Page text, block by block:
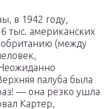
в 1942 году,
тыс. американских
(между
палуба была
— она резко ушла
Картер,